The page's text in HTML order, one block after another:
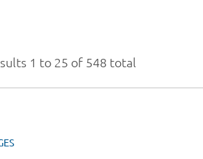
1 to 25 of 548 total